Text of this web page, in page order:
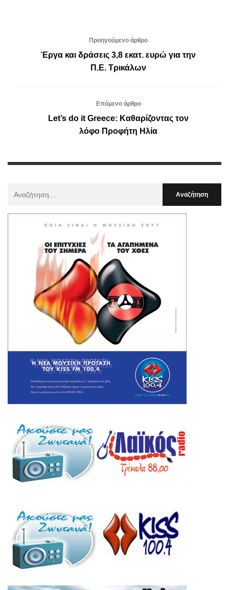
Προηγούμενο άρθρο
Έργα και δράσεις 3,8 εκατ. ευρώ για την
Π.Ε. Τρικάλων
Επόμενο άρθρο
Let’s do it Greece: Καθαρίζοντας τον
λόφο Προφήτη Ηλία
: